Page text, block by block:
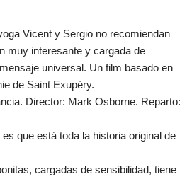
Vicent y Sergio no recomiendan
muy interesante y cargada de
universal. Un film basado en
de Saint Exupéry.
Director: Mark Osborne. Reparto:
que está toda la historia original de
cargadas de sensibilidad, tiene